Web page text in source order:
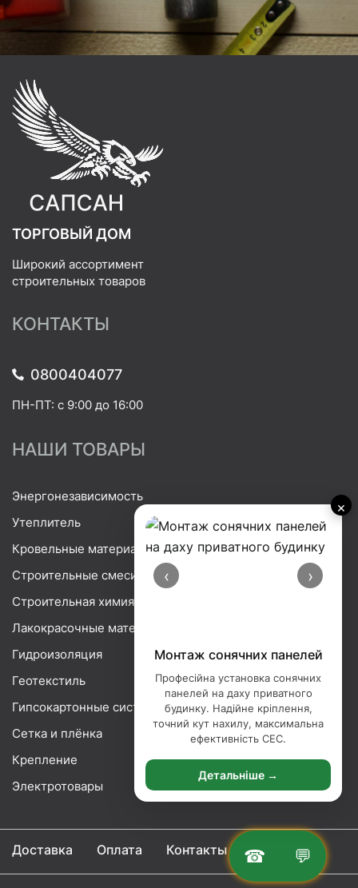
☎ 💬
×
‹ ›
Монтаж сонячних панелей
Професійна установка сонячних
панелей на даху приватного
будинку. Надійне кріплення,
точний кут нахилу, максимальна
ефективність СЕС.
Детальніше →
ТОРГОВЫЙ ДОМ
Широкий ассортимент
строительных товаров
КОНТАКТЫ
0800404077
ПН-ПТ: с 9:00 до 16:00
НАШИ ТОВАРЫ
Энергонезависимость
Утеплитель
Кровельные материалы
Строительные смеси
Строительная химия
Лакокрасочные материалы
Гидроизоляция
Геотекстиль
Гипсокартонные системы
Сетка и плёнка
Крепление
Электротовары
Доставка Оплата Контакты